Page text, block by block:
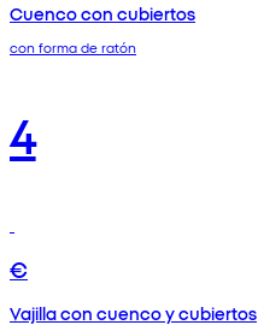
Cuenco con cubiertos
con forma de ratón
4
€
Vajilla con cuenco y cubiertos